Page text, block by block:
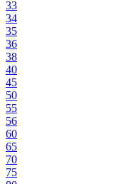
33
34
35
36
38
40
45
50
55
56
60
65
70
75